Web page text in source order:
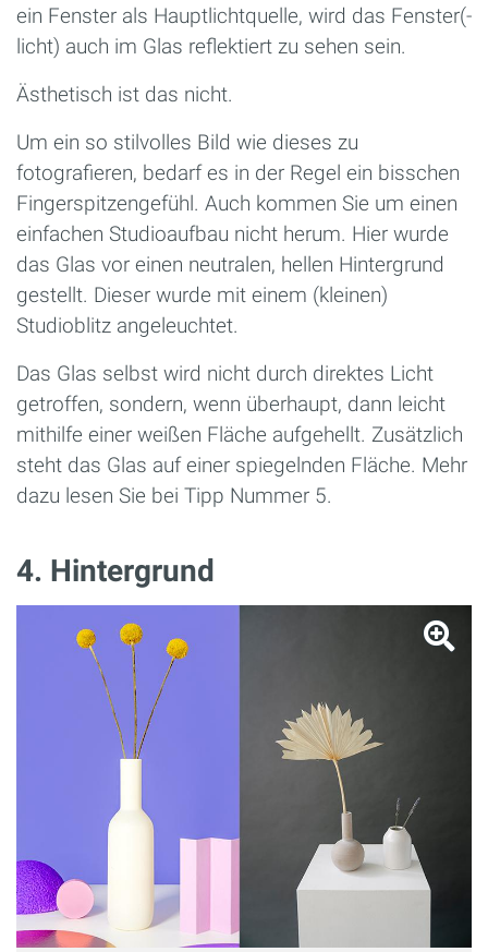
ein Fenster als Hauptlichtquelle, wird das Fenster(-
licht) auch im Glas reflektiert zu sehen sein.
Ästhetisch ist das nicht.
Um ein so stilvolles Bild wie dieses zu
fotografieren, bedarf es in der Regel ein bisschen
Fingerspitzengefühl. Auch kommen Sie um einen
einfachen Studioaufbau nicht herum. Hier wurde
das Glas vor einen neutralen, hellen Hintergrund
gestellt. Dieser wurde mit einem (kleinen)
Studioblitz angeleuchtet.
Das Glas selbst wird nicht durch direktes Licht
getroffen, sondern, wenn überhaupt, dann leicht
mithilfe einer weißen Fläche aufgehellt. Zusätzlich
steht das Glas auf einer spiegelnden Fläche. Mehr
dazu lesen Sie bei Tipp Nummer 5.
4. Hintergrund